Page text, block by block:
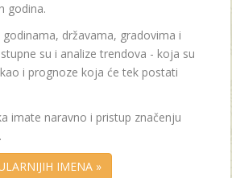
godina.
državama, gradovima i
su i analize trendova - koja su
i prognoze koja će tek postati
imate naravno i pristup značenju
IMENA »